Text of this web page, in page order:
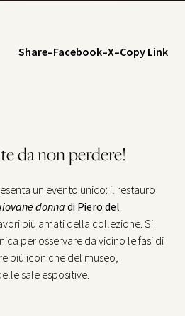
Share–Facebook–X–Copy Link
da non perdere!
un evento unico: il restauro
donna di Piero del
più amati della collezione. Si
per osservare da vicino le fasi di
più iconiche del museo,
sale espositive.